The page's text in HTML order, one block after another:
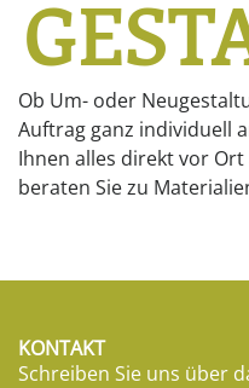
Ob Um- oder
Auftrag ganz individuell
Ihnen alles direkt vor
beraten Sie zu
KONTAKT
Schreiben Sie uns über